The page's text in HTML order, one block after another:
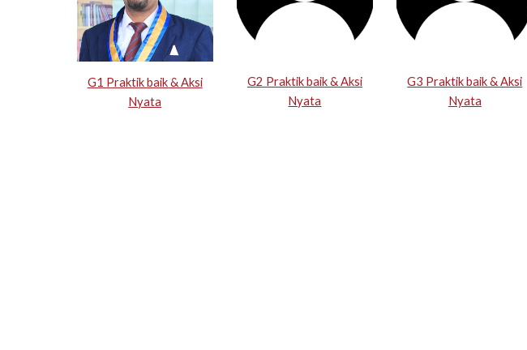
G1 Praktik baik & Aksi
Nyata
G2 Praktik baik & Aksi
Nyata
G3 Praktik baik & Aksi
Nyata